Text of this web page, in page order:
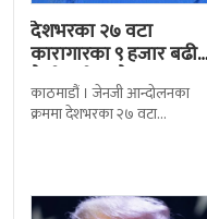
देशभरका २७ वटा
कारागारका ९ हजार बढी
कैदीबन्दी अझै फरार
काठमाडौं । जेनजी आन्दोलनका
क्रममा देशभरका २७ वटा